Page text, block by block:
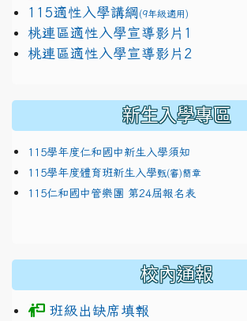
115適性入學講綱 (9年級適用)
link to https://docs.google.com/
桃連區適性入學宣導影片1
link to https://docs.google.com/
桃連區適性入學宣導影片2
新生入學專區
115學年度仁和國中新生入學須知
115學年度體育班新生入學甄(審)簡章
115仁和國中管樂團 第24屆報名表
校內通報
班級出缺席填報